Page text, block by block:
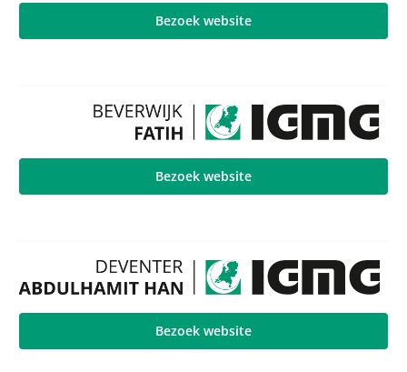
Bezoek website
Bezoek website
Bezoek website